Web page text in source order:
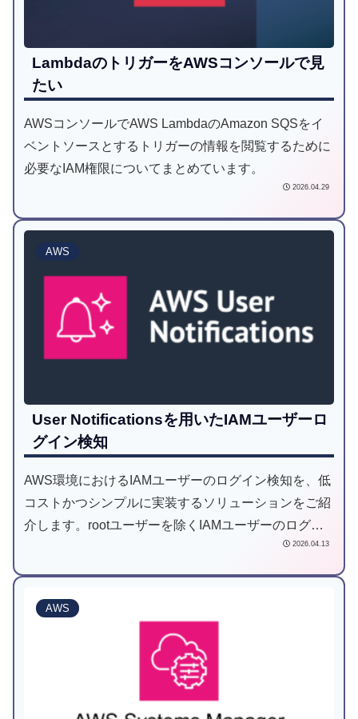
LambdaのトリガーをAWSコンソールで見
たい
AWSコンソールでAWS LambdaのAmazon SQSをイ
ベントソースとするトリガーの情報を閲覧するために
必要なIAM権限についてまとめています。
2026.04.29
AWS
User Notificationsを用いたIAMユーザーロ
グイン検知
AWS環境におけるIAMユーザーのログイン検知を、低
コストかつシンプルに実装するソリューションをご紹
介します。rootユーザーを除くIAMユーザーのログイ
ンイベントは、記録されるリージョンが分散してしま
プラクティスを解説します。他の定番アーキテクチャ
を没にした理由から、具体的なフィルター設定手順ま
で、現場で役立つ実践的なノウハウをまとめました。
2026.04.13
AWS